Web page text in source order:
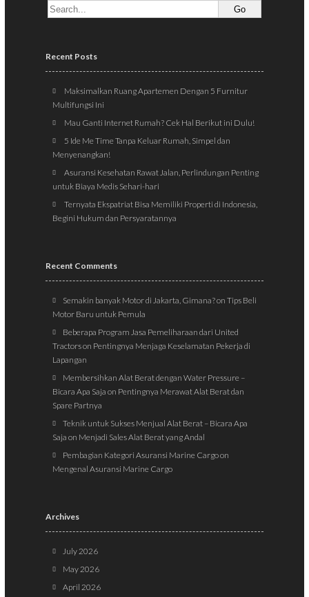
Recent Posts
Maksimalkan Ruang Apartemen Dengan 5 Furnitur
Multifungsi Ini
Mau Ganti Internet Rumah? Cek Hal Berikut ini Dulu!
5 Ide Me Time Tanpa Keluar Rumah, Simpel dan
Menyenangkan!
Asuransi Kesehatan Rawat Jalan, Perlindungan Penting
untuk Biaya Medis Sehari-hari
Ternyata Ekspatriat Bisa Memiliki Properti di Indonesia,
Begini Hukum dan Persyaratannya
Recent Comments
Semakin banyak Motor di Jakarta, Gimana?onTips Beli
Motor Baru untuk Pemula
Beberapa Program Jasa Pemeliharaan dari United
Tractorson Pentingnya Menjaga Keselamatan Pekerja di
Lapangan
Membersihkan Alat Berat dengan Water Pressure –
Bicara Apa Saja on Pentingnya Merawat Alat Berat dan
Spare Partnya
Teknik untuk Sukses Menjual Alat Berat – Bicara Apa
Saja on Menjadi Sales Alat Berat yang Andal
Pembagian Kategori Asuransi Marine Cargoon
Mengenal Asuransi Marine Cargo
Archives
July 2026
May 2026
April 2026